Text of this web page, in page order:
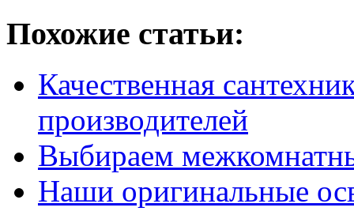
Похожие статьи:
Качественная
производителей
Выбираем
Наши оригинальные